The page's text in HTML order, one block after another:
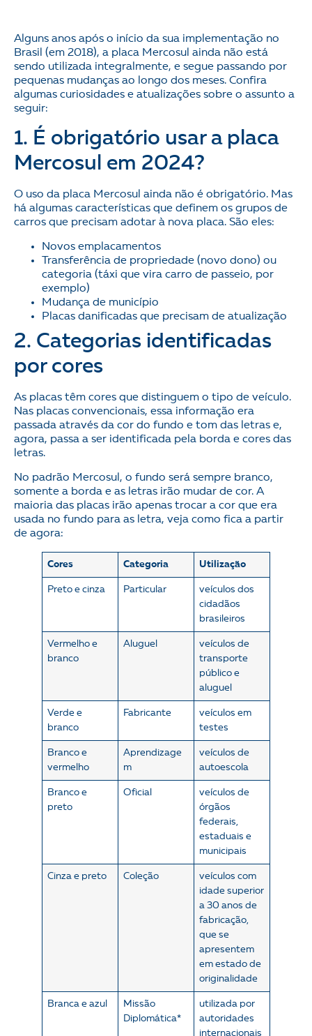
Alguns anos após o início da sua implementação no
Brasil (em 2018), a placa Mercosul ainda não está
sendo utilizada integralmente, e segue passando por
pequenas mudanças ao longo dos meses. Confira
algumas curiosidades e atualizações sobre o assunto a
seguir:
1. É obrigatório usar a placa
Mercosul em 2024?
O uso da placa Mercosul ainda não é obrigatório. Mas
há algumas características que definem os grupos de
carros que precisam adotar à nova placa. São eles:
Novos emplacamentos
Transferência de propriedade (novo dono) ou
categoria (táxi que vira carro de passeio, por
exemplo)
Mudança de município
Placas danificadas que precisam de atualização
2. Categorias identificadas
por cores
As placas têm cores que distinguem o tipo de veículo.
Nas placas convencionais, essa informação era
passada através da cor do fundo e tom das letras e,
agora, passa a ser identificada pela borda e cores das
letras.
No padrão Mercosul, o fundo será sempre branco,
somente a borda e as letras irão mudar de cor. A
maioria das placas irão apenas trocar a cor que era
usada no fundo para as letra, veja como fica a partir
de agora:
Cores Categoria Utilização
Preto e cinza Particular
veículos dos
cidadãos
brasileiros
Vermelho e
branco
Aluguel
veículos de
transporte
público e
aluguel
Verde e
branco
Fabricante
veículos em
testes
Branco e
vermelho
Aprendizage
m
veículos de
autoescola
Branco e
preto
Oficial
veículos de
órgãos
federais,
estaduais e
municipais
Cinza e preto Coleção
veículos com
idade superior
a 30 anos de
fabricação,
que se
apresentem
em estado de
originalidade
Branca e azul
Missão
Diplomática*
utilizada por
autoridades
internacionais